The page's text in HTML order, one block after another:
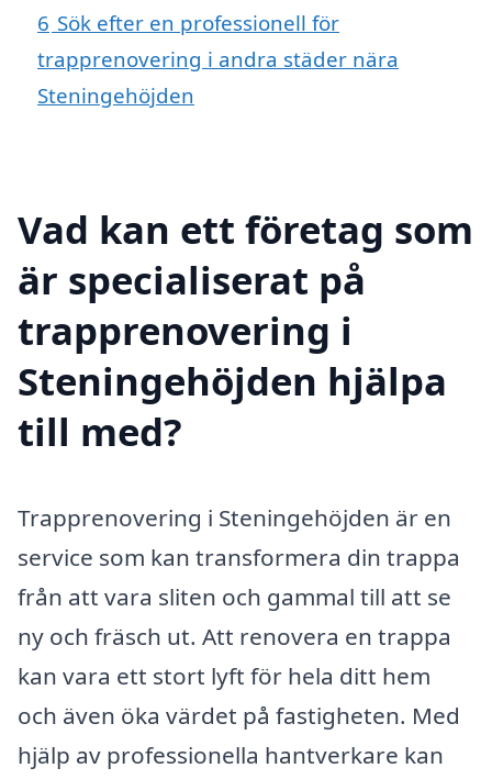
6 Sök efter en professionell för
trapprenovering i andra städer nära
Steningehöjden
Vad kan ett företag som
är specialiserat på
trapprenovering i
Steningehöjden hjälpa
till med?
Trapprenovering i Steningehöjden är en
service som kan transformera din trappa
från att vara sliten och gammal till att se
ny och fräsch ut. Att renovera en trappa
kan vara ett stort lyft för hela ditt hem
och även öka värdet på fastigheten. Med
hjälp av professionella hantverkare kan